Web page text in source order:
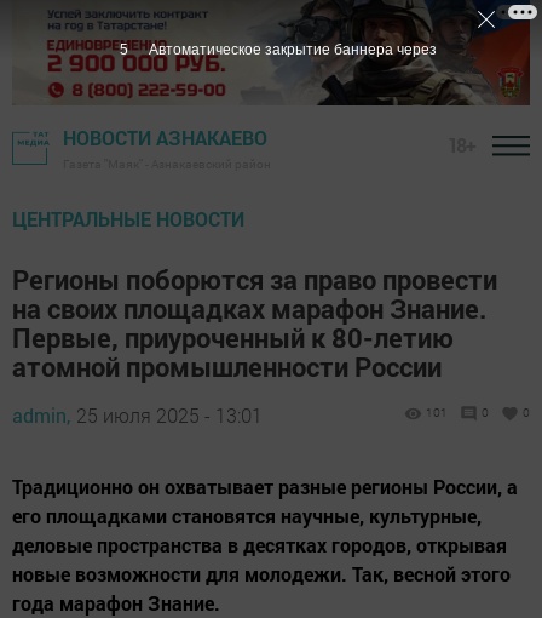
НОВОСТИ АЗНАКАЕВО
ЦЕНТРАЛЬНЫЕ НОВОСТИ
Регионы поборются за право провести
на своих площадках марафон Знание.
Первые, приуроченный к 80-летию
атомной промышленности России
admin, 25 июля 2025 - 13:01 101 0 0
Традиционно он охватывает разные регионы России, а
его площадками становятся научные, культурные,
деловые пространства в десятках городов, открывая
новые возможности для молодежи. Так, весной этого
года марафон Знание.
5 Автоматическое закрытие баннера через